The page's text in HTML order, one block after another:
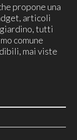
propone una
articoli
tutti
comune
mai viste